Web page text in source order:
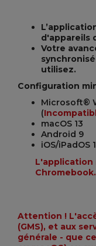
d'appareils
Votre
utilisez.
Configuration
Microsoft®
(
macOS 13
Android 9
iOS/iPadOS
L'application
Chromebook.
Attention !
(GMS), et aux
générale - que